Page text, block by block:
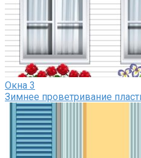
Окна 3
Зимнее проветривание